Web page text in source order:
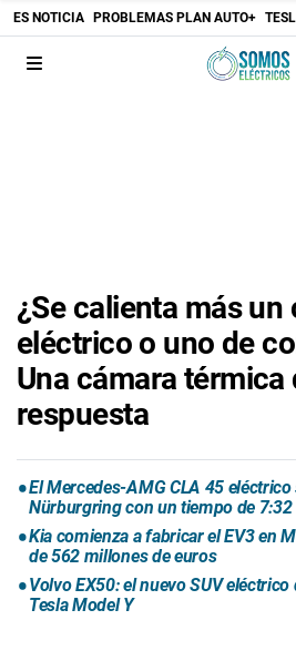
ES NOTICIA PROBLEMAS PLAN AUTO+
¿Se calienta más un
eléctrico o uno de
Una cámara térmica
respuesta
El Mercedes-AMG CLA 45
Nürburgring con un tiempo de 7:32
Kia comienza a fabricar el EV3 en
de 562 millones de euros
Volvo EX50: el nuevo SUV
Tesla Model Y